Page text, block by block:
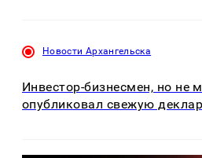
Новости Архангельска
Инвестор-бизнесмен, но не
опубликовал свежую